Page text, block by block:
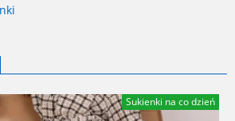
Sukienki na co dzień